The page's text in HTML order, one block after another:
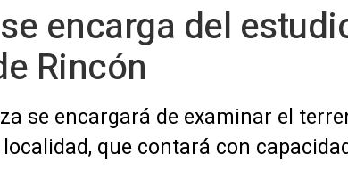
encarga del
Rincón
se encargará de examinar el
que contará con